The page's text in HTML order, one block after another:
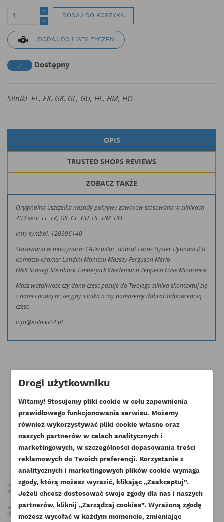
UTWÓRZ LISTĘ ŻYCZEŃ
ZALOGUJ SIĘ
DODAJ DO KOSZYKA
DODAJ DO LISTY ŻYCZEŃ
 Dostępny
Silniki: EL, EK, GK, GL, GU, HL, HM, HO
OPIS
TRUSTED SHOPS REVIEWS
ZOBACZ TAKŻE
Oryginalna uszczelka nasady pokrywy zaworów stosowana w silnikach
403 serii EL, EK, GK, GL, GU, HL, HM, HO
Inny symbol: 120996140
Stosowana w maszynach: CATerpillar, Bobcat Fuchs Hyster Hyundai JCB
Komatsu Kramer Landini Manitou Massey Ferguson Merlo
O&K Schaeff Steinbock Timberjack Weidemann Zeppelin Case Mccormick
Masz wątpliwość czy dana część pasuje do Twojego silnika skontaktuj się
z nami i podaj nr seryjny silnika a my pomożemy dobrać odpowiednią
część.
info@esilniki24.pl
Klienci którzy zakupili ten produkt
kupili również:
Drogi użytkowniku
Witamy! Stosujemy pliki cookie w celu zapewnienia
prawidłowego funkcjonowania serwisu. Możemy
również wykorzystywać pliki cookie własne oraz
naszych partnerów w celach analitycznych i
marketingowych, w szczególności dopasowania treści
reklamowych do Twoich preferencji. Korzystanie z
analitycznych i marketingowych plików cookie wymaga
zgody, którą możesz wyrazić, klikając „Zaakceptuj”.
Jeżeli chcesz dostosować swoje zgody dla nas i naszych
partnerów, kliknij „Zarządzaj cookies”. Wyrażoną zgodę
możesz wycofać w każdym momencie, zmieniając